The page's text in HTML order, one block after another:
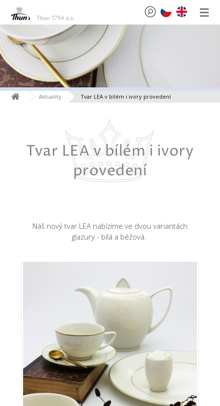
Aktuality Tvar LEA v bílém i ivory provedení
Tvar LEA v bílém i ivory
provedení
Náš nový tvar LEA nabízíme ve dvou variantách
glazury - bílá a béžová.